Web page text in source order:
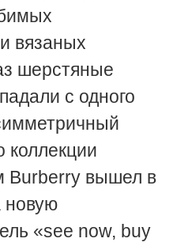
вязаных
шерстяные
с одного
коллекции
Burberry вышел в
новую
«see now, buy